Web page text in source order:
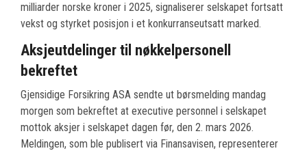
milliarder norske kroner i 2025, signaliserer selskapet fortsatt
vekst og styrket posisjon i et konkurranseutsatt marked.
Aksjeutdelinger til nøkkelpersonell
bekreftet
Gjensidige Forsikring ASA sendte ut børsmelding mandag
morgen som bekreftet at executive personnel i selskapet
mottok aksjer i selskapet dagen før, den 2. mars 2026.
Meldingen, som ble publisert via Finansavisen, representerer